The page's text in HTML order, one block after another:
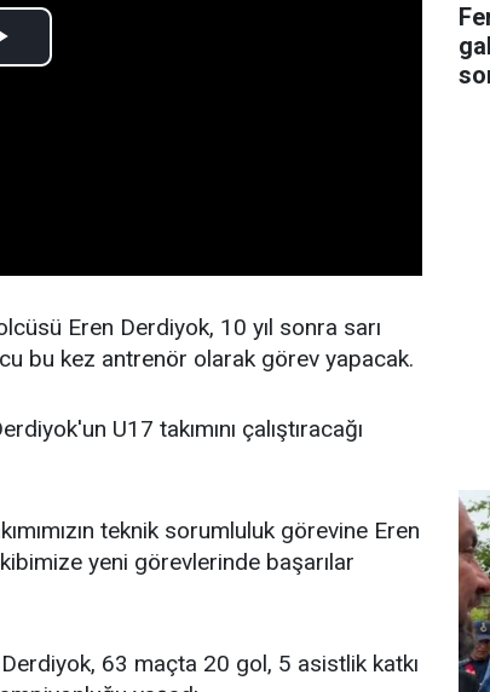
Eren Derdiyok, 10 yıl sonra sarı
bu kez antrenör olarak görev yapacak.
U17 takımını çalıştıracağı
teknik sorumluluk görevine Eren
yeni görevlerinde başarılar
63 maçta 20 gol, 5 asistlik katkı